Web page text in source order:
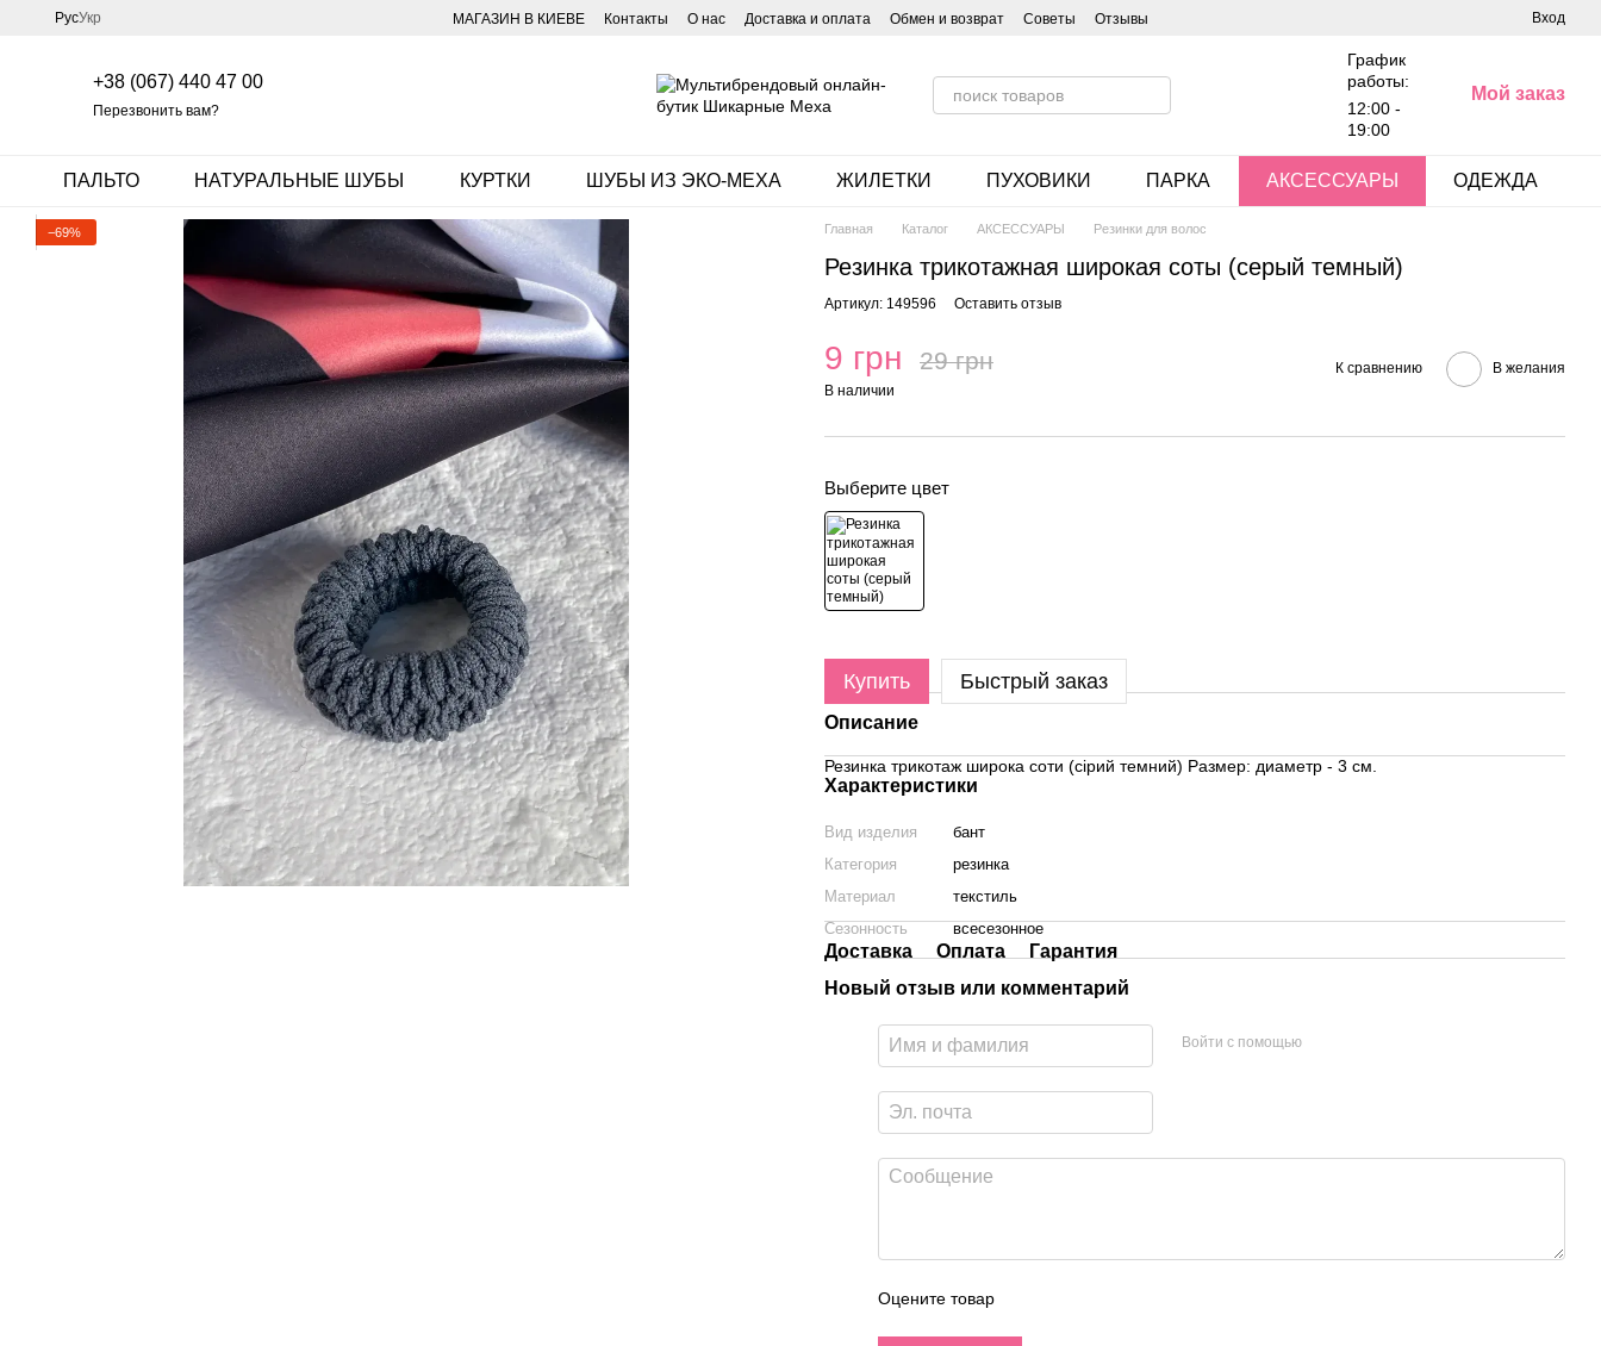
Перейти к основному контенту
РусУкр МАГАЗИН В КИЕВЕ Контакты О нас Доставка и оплата Обмен и возврат Советы Отзывы Вход
+38 (067) 440 47 00
Перезвонить вам?
График
работы:
12:00 -
19:00
Мой заказ
ПАЛЬТО НАТУРАЛЬНЫЕ ШУБЫ КУРТКИ ШУБЫ ИЗ ЭКО-МЕХА ЖИЛЕТКИ ПУХОВИКИ ПАРКА АКСЕССУАРЫ ОДЕЖДА
−69% Главная Каталог АКСЕССУАРЫ Резинки для волос
Резинка трикотажная широкая соты (серый темный)
Артикул: 149596 Оставить отзыв
9 грн 29 грн
В наличии
К сравнению В желания
Выберите цвет
Купить Быстрый заказ
Описание
Резинка трикотаж широка соти (сірий темний) Размер: диаметр - 3 см.
Характеристики
Вид изделия
бант
Категория
резинка
Материал
текстиль
Сезонность
всесезонное
Доставка Оплата
Гарантия
Новый отзыв или комментарий
Войти с помощью
Оцените товар